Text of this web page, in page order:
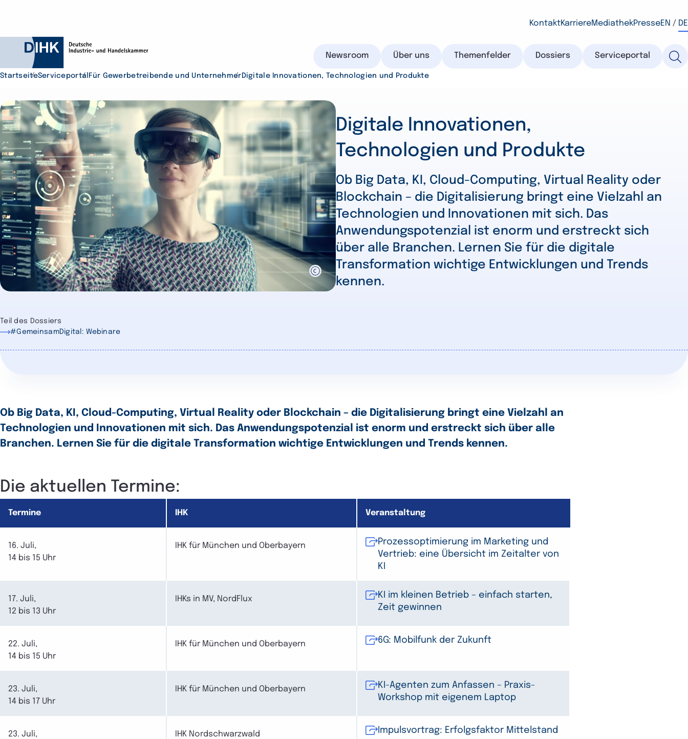
KontaktKarriereMediathekPresseEN / DE
Newsroom Über uns Themenfelder Dossiers Serviceportal
Durchsuchen Sie DIHK.de
Suchen
StartseiteServiceportal Für Gewerbetreibende und Unternehmer Digitale Innovationen, Technologien und Produkte
Digitale Innovationen,
Technologien und Produkte
Ob Big Data, KI, Cloud-Computing, Virtual Reality oder
Blockchain – die Digitalisierung bringt eine Vielzahl an
Technologien und Innovationen mit sich. Das
Anwendungspotenzial ist enorm und erstreckt sich
über alle Branchen. Lernen Sie für die digitale
Transformation wichtige Entwicklungen und Trends
kennen.
Teil des Dossiers
#GemeinsamDigital: Webinare
Ob Big Data, KI, Cloud-Computing, Virtual Reality oder Blockchain – die Digitalisierung bringt eine Vielzahl an
Technologien und Innovationen mit sich. Das Anwendungspotenzial ist enorm und erstreckt sich über alle
Branchen. Lernen Sie für die digitale Transformation wichtige Entwicklungen und Trends kennen.
Die aktuellen Termine:
Termine IHK Veranstaltung
16. Juli,
14 bis 15 Uhr
IHK für München und Oberbayern
Prozessoptimierung im Marketing und
Vertrieb: eine Übersicht im Zeitalter von
KI
17. Juli,
12 bis 13 Uhr
IHKs in MV, NordFlux
KI im kleinen Betrieb – einfach starten,
Zeit gewinnen
22. Juli,
14 bis 15 Uhr
IHK für München und Oberbayern 6G: Mobilfunk der Zukunft
23. Juli,
14 bis 17 Uhr
IHK für München und Oberbayern
KI-Agenten zum Anfassen – Praxis-
Workshop mit eigenem Laptop
23. Juli,
IHK Nordschwarzwald Impulsvortrag: Erfolgsfaktor Mittelstand